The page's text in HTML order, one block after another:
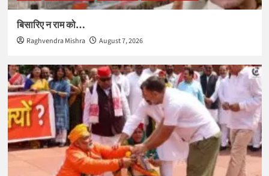
बिसारिए न राम को…
Raghvendra Mishra August 7, 2026